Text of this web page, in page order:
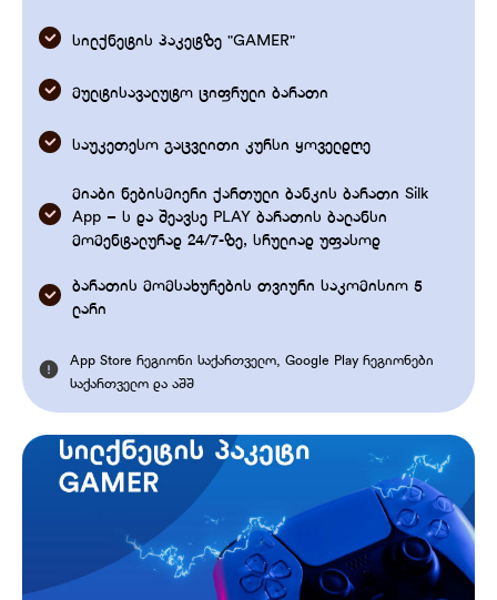
სილქნეტის პაკეტზე "GAMER"
მულტისავალუტო ციფრული ბარათი
საუკეთესო გაცვლითი კურსი ყოველდღე
მიაბი ნებისმიერი ქართული ბანკის ბარათი Silk
App – ს და შეავსე PLAY ბარათის ბალანსი
მომენტალურად 24/7-ზე, სრულიად უფასოდ
ბარათის მომსახურების თვიური საკომისიო 5
ლარი
App Store რეგიონი საქართველო, Google Play რეგიონები
საქართველო და აშშ